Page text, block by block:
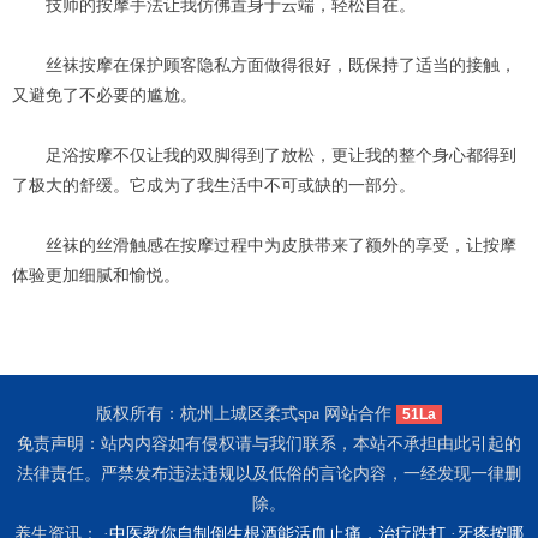
技师的按摩手法让我仿佛置身于云端，轻松自在。
丝袜按摩在保护顾客隐私方面做得很好，既保持了适当的接触，
又避免了不必要的尴尬。
足浴按摩不仅让我的双脚得到了放松，更让我的整个身心都得到
了极大的舒缓。它成为了我生活中不可或缺的一部分。
丝袜的丝滑触感在按摩过程中为皮肤带来了额外的享受，让按摩
体验更加细腻和愉悦。
版权所有：杭州上城区柔式spa 网站合作 51La
免责声明：站内内容如有侵权请与我们联系，本站不承担由此引起的
法律责任。严禁发布违法违规以及低俗的言论内容，一经发现一律删
除。
养生资讯： ·中医教你自制倒生根酒能活血止痛，治疗跌打 · 牙疼按哪